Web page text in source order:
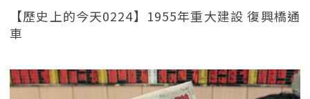
【歷史上的今天0224】1955年重大建設 復興橋通
車